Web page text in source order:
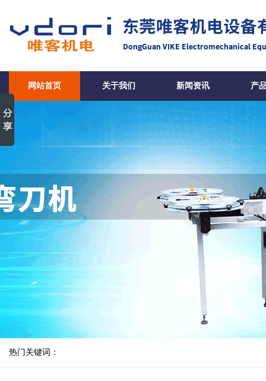
弯刀机配件-东莞唯客机电设备有
网站首页 关于我们 新闻资讯 产
热门关键词：